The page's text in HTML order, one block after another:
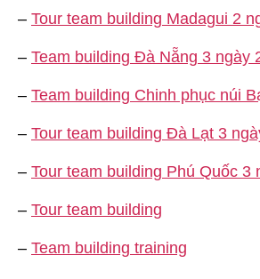
– Tour team building Madagui 2
– Team building Đà Nẵng 3 ngày
– Team building Chinh phục núi
– Tour team building Đà Lạt 3
– Tour team building Phú Quốc 3
– Tour team building
– Team building training